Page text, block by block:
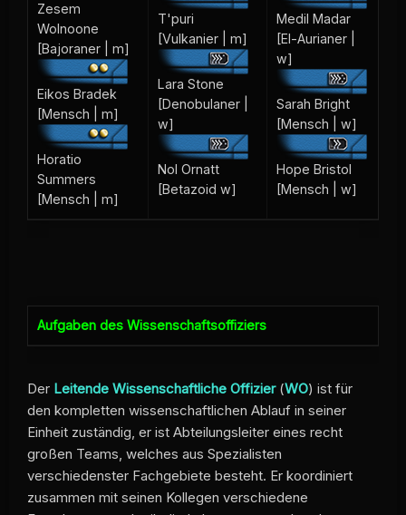
Zesem
Wolnoone
[Bajoraner | m]
Eikos Bradek
[Mensch | m]
Horatio
Summers
[Mensch | m]
T'puri
[Vulkanier | m]
Lara Stone
[Denobulaner |
w]
Nol Ornatt
[Betazoid w]
Medil Madar
[El-Aurianer |
w]
Sarah Bright
[Mensch | w]
Hope Bristol
[Mensch | w]
Aufgaben des Wissenschaftsoffiziers
Der Leitende Wissenschaftliche Offizier(WO) ist für
den kompletten wissenschaftlichen Ablauf in seiner
Einheit zuständig, er ist Abteilungsleiter eines recht
großen Teams, welches aus Spezialisten
verschiedenster Fachgebiete besteht. Er koordiniert
zusammen mit seinen Kollegen verschiedene